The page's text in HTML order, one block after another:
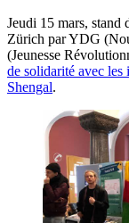
Jeudi 15 mars, stand
Zürich par YDG
(Jeunesse
de solidarité avec les
Shengal.